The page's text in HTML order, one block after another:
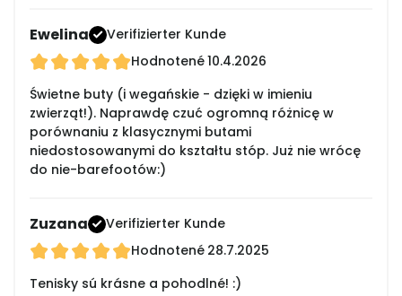
Ewelina
Verifizierter Kunde
Hodnotené10.4.2026
Świetne buty (i wegańskie - dzięki w imieniu
zwierząt!). Naprawdę czuć ogromną różnicę w
porównaniu z klasycznymi butami
niedostosowanymi do kształtu stóp. Już nie wrócę
do nie-barefootów:)
Zuzana
Verifizierter Kunde
Hodnotené 28.7.2025
Tenisky sú krásne a pohodlné! :)